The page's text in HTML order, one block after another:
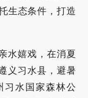
生态条件，打造
水嬉戏，在消夏
义习水县，避暑
习水国家森林公